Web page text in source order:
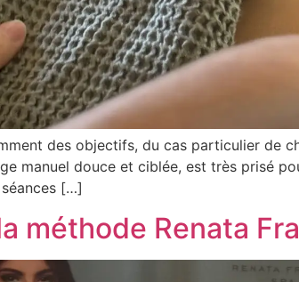
des objectifs, du cas particulier de
manuel douce et ciblée, est très prisé
[…]
méthode Renata